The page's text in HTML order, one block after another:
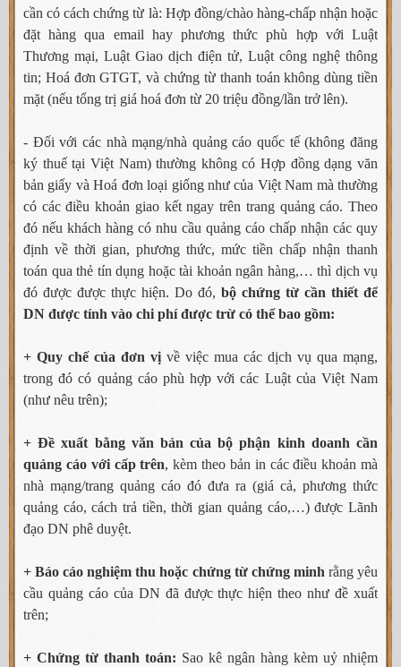
cần có cách chứng từ là: Hợp đồng/chào hàng-chấp nhận hoặc
đặt hàng qua email hay phương thức phù hợp với Luật
Thương mại, Luật Giao dịch điện tử, Luật công nghệ thông
tin; Hoá đơn GTGT, và chứng từ thanh toán không dùng tiền
mặt (nếu tổng trị giá hoá đơn từ 20 triệu đồng/lần trở lên).
- Đối với các nhà mạng/nhà quảng cáo quốc tế (không đăng
ký thuế tại Việt Nam) thường không có Hợp đồng dạng văn
bản giấy và Hoá đơn loại giống như của Việt Nam mà thường
có các điều khoản giao kết ngay trên trang quảng cáo. Theo
đó nếu khách hàng có nhu cầu quảng cáo chấp nhận các quy
định về thời gian, phương thức, mức tiền chấp nhận thanh
toán qua thẻ tín dụng hoặc tài khoản ngân hàng,… thì dịch vụ
đó được được thực hiện. Do đó, bộ chứng từ cần thiết để
DN được tính vào chi phí được trừ có thể bao gồm:
+ Quy chế của đơn vị về việc mua các dịch vụ qua mạng,
trong đó có quảng cáo phù hợp với các Luật của Việt Nam
(như nêu trên);
+ Đề xuất bằng văn bản của bộ phận kinh doanh cần
quảng cáo với cấp trên, kèm theo bản in các điều khoản mà
nhà mạng/trang quảng cáo đó đưa ra (giá cả, phương thức
quảng cáo, cách trả tiền, thời gian quảng cáo,…) được Lãnh
đạo DN phê duyệt.
+ Báo cáo nghiệm thu hoặc chứng từ chứng minh rằng yêu
cầu quảng cáo của DN đã được thực hiện theo như đề xuất
trên;
+ Chứng từ thanh toán: Sao kê ngân hàng kèm uỷ nhiệm